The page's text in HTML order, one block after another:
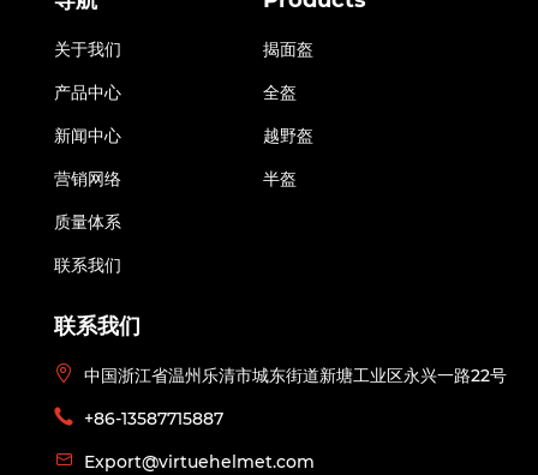
关于我们
产品中心
新闻中心
营销网络
质量体系
联系我们
揭面盔
全盔
越野盔
半盔
联系我们
中国浙江省温州乐清市城东街道新塘工业区永兴一路22号
+86-13587715887
Export@virtuehelmet.com